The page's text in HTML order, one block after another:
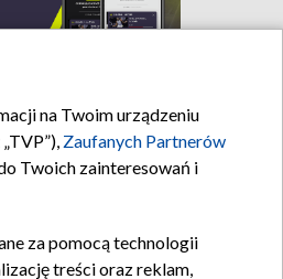
na Twoim urządzeniu
Zaufanych Partnerów
Twoich zainteresowań i
za pomocą technologii
treści oraz reklam,